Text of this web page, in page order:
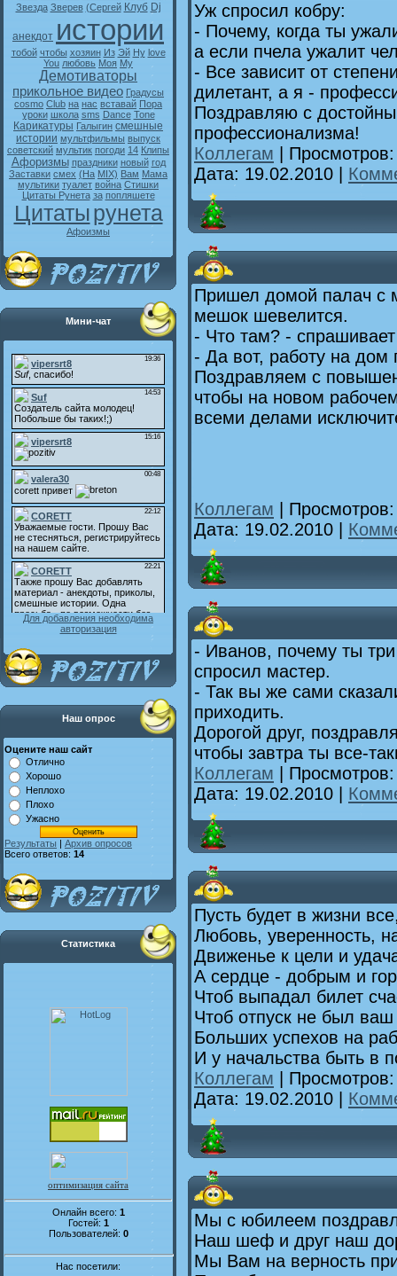
Звезда Зверев (Сергей Клуб Dj
анекдот истории
тобой чтобы хозяин Из Эй Ну love
You любовь Моя My
Демотиваторы
прикольное видео Градусы
cosmo Club на нас вставай Пора
уроки школа sms Dance Tone
Карикатуры Галыгин смешные
истории мультфильмы выпуск
советский мультик погоди 14 Клипы
Афоризмы праздники новый год
Заставки смех (На MIX) Вам Мама
мультики туалет война Стишки
Цитаты Рунета за попляшете
Цитатырунета
Афоизмы
Мини-чат
Для добавления необходима
авторизация
Наш опрос
Оцените наш сайт
Отлично
Хорошо
Неплохо
Плохо
Ужасно
Результаты | Архив опросов
Всего ответов: 14
Статистика
оптимизация сайта
Онлайн всего: 1
Гостей: 1
Пользователей: 0
Нас посетили:
Уж спросил кобру:
- Почему, когда ты
а если пчела ужалит
- Все зависит от
дилетант, а я -
Поздравляю с
профессионализма!
Коллегам |
Дата: 19.02.2010
Пришел домой палач с
мешок шевелится.
- Что там? -
- Да вот, работу на дом
Поздравляем с
чтобы на новом
всеми делами
Коллегам |
Дата: 19.02.2010 |
- Иванов, почему ты
спросил мастер.
- Так вы же сами
приходить.
Дорогой друг,
чтобы завтра ты все-
Коллегам |
Дата: 19.02.2010
Пусть будет в жизни
Любовь, уверенность,
Движенье к цели и
А сердце - добрым и
Чтоб выпадал билет
Чтоб отпуск не был
Больших успехов на
И у начальства быть в
Коллегам |
Дата: 19.02.2010
Мы с юбилеем
Наш шеф и друг наш
Мы Вам на верность